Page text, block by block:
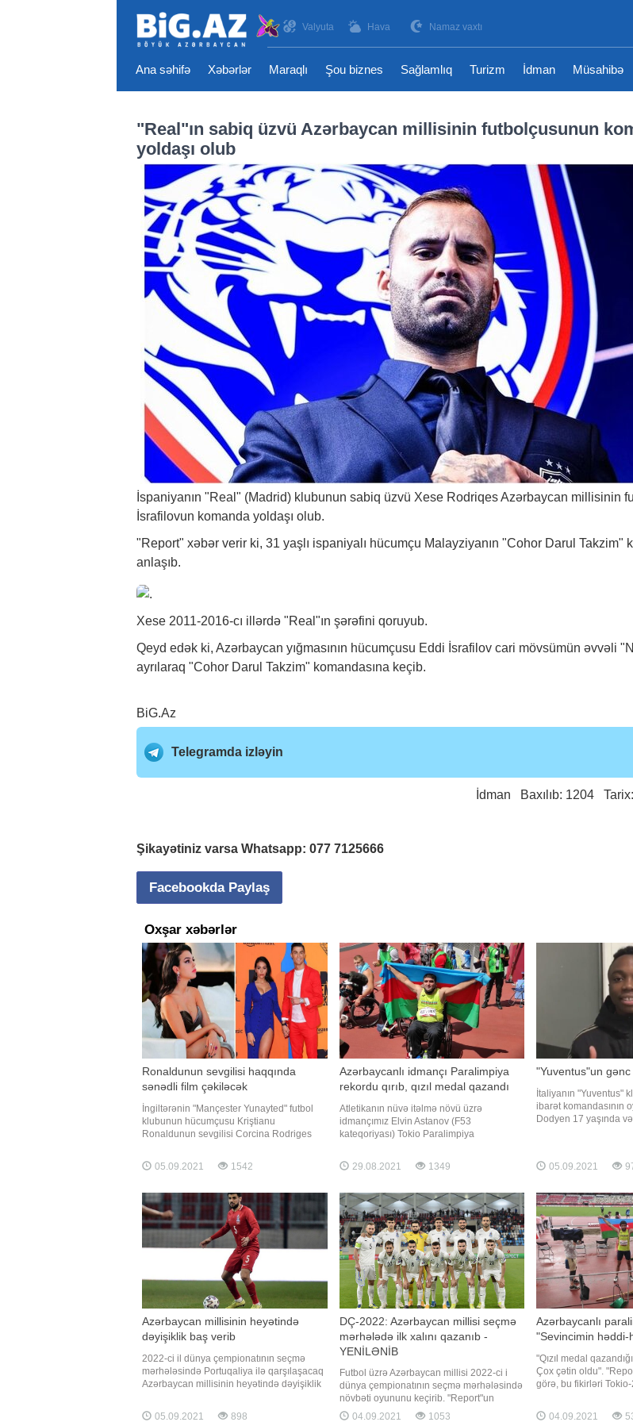
Valyuta Hava Namaz vaxtı
Ana səhifə Xəbərlər Maraqlı Şou biznes Sağlamlıq Turizm İdman Müsahibə
"Real"ın sabiq üzvü Azərbaycan millisinin futbolçusunun
yoldaşı olub
İspaniyanın "Real" (Madrid) klubunun sabiq üzvü Xese Rodriqes Azərbaycan millisinin
İsrafilovun komanda yoldaşı olub.
"Report" xəbər verir ki, 31 yaşlı ispaniyalı hücumçu Malayziyanın "Cohor Darul Takzim"
anlaşıb.
Xese 2011-2016-cı illərdə "Real"ın şərəfini qoruyub.
Qeyd edək ki, Azərbaycan yığmasının hücumçusu Eddi İsrafilov cari mövsümün əvvəli
ayrılaraq "Cohor Darul Takzim" komandasına keçib.
BiG.Az
Telegramda izləyin
İdman Baxılıb: 1204
Şikayətiniz varsa Whatsapp: 077 7125666
Facebookda Paylaş
Oxşar xəbərlər
Ronaldunun sevgilisi haqqında
sənədli film çəkiləcək
İngiltərənin "Mançester Yunayted" futbol
klubunun hücumçusu Kriştianu
Ronaldunun sevgilisi Corcina Rodriges
filmdə öz həyat hekayəsini danışacaq. Bu
barədə "Report" xarici mətbuata istinadən
05.09.2021 1542
Azərbaycanlı idmançı Paralimpiya
rekordu qırıb, qızıl medal qazandı
Atletikanın nüvə itəlmə növü üzrə
idmançımız Elvin Astanov (F53
kateqoriyası) Tokio Paralimpiya
medalı qazandırıb. O, 8.77 metr nəticə
göstərərək Paralimpiya rekordunu
qazanıb. Qeyd edək ki, bu nəticə ilə
Azərbaycan meda
29.08.2021 1349
"Yuventus"un
İtaliyanın "Yuventus"
ibarət komandasının
Dodyen 17 yaşında
keçirir", - turinlilərin
05.09.2021
Azərbaycan millisinin heyətində
dəyişiklik baş verib
2022-ci il dünya çempionatının seçmə
mərhələsində Portuqaliya ilə qarşılaşacaq
Azərbaycan millisinin heyətində dəyişiklik
istinadən xəbər verir ki, "Qarabağ"ın
05.09.2021 898
DÇ-2022: Azərbaycan millisi seçmə
mərhələdə ilk xalını qazanıb -
YENİLƏNİB
Futbol üzrə Azərbaycan millisi 2022-ci i
dünya çempionatının seçmə mərhələsində
növbəti oyununu keçirib. "Report"un
məlumatına görə, Canni De Byazinin
04.09.2021 1053
Azərbaycanlı
"Sevincimin
"Qızıl medal
Çox çətin oldu".
görə, bu fikirləri
Azərbaycan para-
04.09.2021